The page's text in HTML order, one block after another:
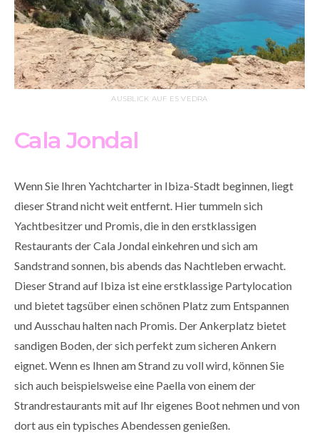
AUSBLICK AUF ES VEDRA
Cala Jondal
Wenn Sie Ihren Yachtcharter in Ibiza-Stadt beginnen, liegt
dieser Strand nicht weit entfernt. Hier tummeln sich
Yachtbesitzer und Promis, die in den erstklassigen
Restaurants der Cala Jondal einkehren und sich am
Sandstrand sonnen, bis abends das Nachtleben erwacht.
Dieser Strand auf Ibiza ist eine erstklassige Partylocation
und bietet tagsüber einen schönen Platz zum Entspannen
und Ausschau halten nach Promis. Der Ankerplatz bietet
sandigen Boden, der sich perfekt zum sicheren Ankern
eignet. Wenn es Ihnen am Strand zu voll wird, können Sie
sich auch beispielsweise eine Paella von einem der
Strandrestaurants mit auf Ihr eigenes Boot nehmen und von
dort aus ein typisches Abendessen genießen.